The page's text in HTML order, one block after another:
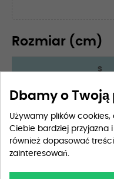
Rozmiar (cm)
S
Długość 70
Szerokość
Długość rękawa
Dbamy o
Używamy plików
Ciebie bardziej przyjazna
również dopasować
zainteresowań.